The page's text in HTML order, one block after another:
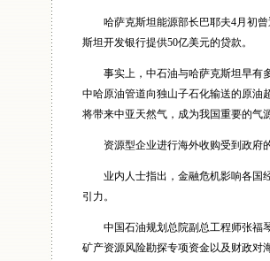
哈萨克斯坦能源部长巴耶夫4月初曾
斯坦开发银行提供50亿美元的贷款。
事实上，中石油与哈萨克斯坦早有多
中哈原油管道向独山子石化输送的原油
将带来中亚天然气，成为我国重要的气
资源型企业进行海外收购受到政府的
业内人士指出，金融危机影响各国经
引力。
中国石油规划总院副总工程师张福琴
矿产资源风险勘探专项资金以及财政对